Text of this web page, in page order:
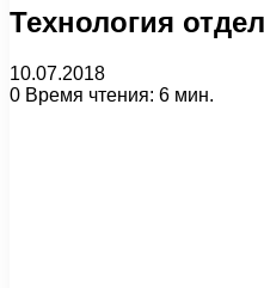
Технология
10.07.2018
0 Время чтения: 6 мин.